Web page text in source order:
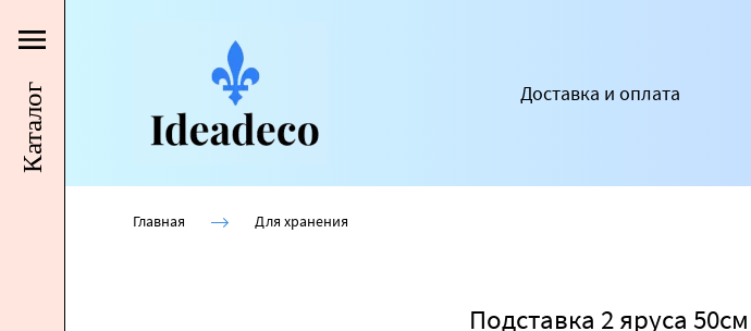
Доставка и оплата
Каталог
Главная Для хранения
Подставка 2 яруса